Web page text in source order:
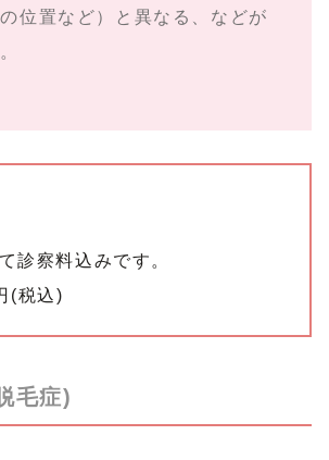
の位置など）と異なる、などが
診察料込みです。
(税込)
毛症)